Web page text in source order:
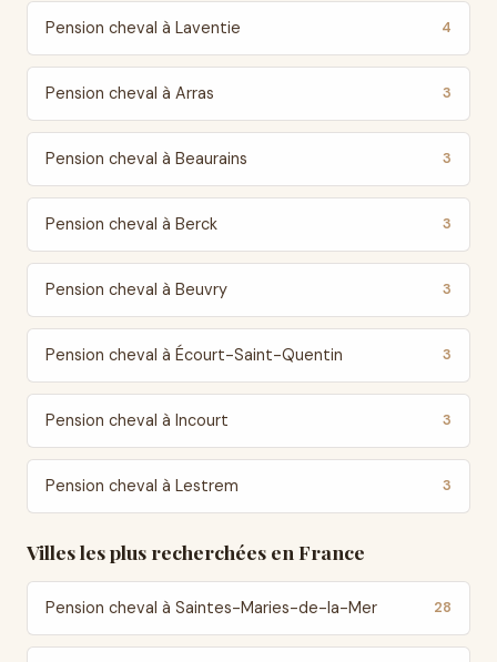
Pension cheval à Laventie 4
Pension cheval à Arras 3
Pension cheval à Beaurains 3
Pension cheval à Berck 3
Pension cheval à Beuvry 3
Pension cheval à Écourt-Saint-Quentin 3
Pension cheval à Incourt 3
Pension cheval à Lestrem 3
Villes les plus recherchées en France
Pension cheval à Saintes-Maries-de-la-Mer 28